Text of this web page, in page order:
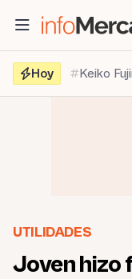
contenido
Hoy
Keiko
UTILIDADES
Joven hizo